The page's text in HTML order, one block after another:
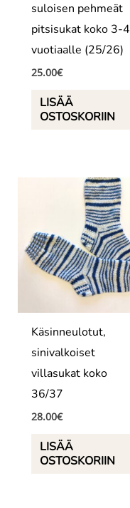
suloisen pehmeät
pitsisukat koko 3-4
vuotiaalle (25/26)
25.00€
LISÄÄ
OSTOSKORIIN
Käsinneulotut,
sinivalkoiset
villasukat koko
36/37
28.00€
LISÄÄ
OSTOSKORIIN